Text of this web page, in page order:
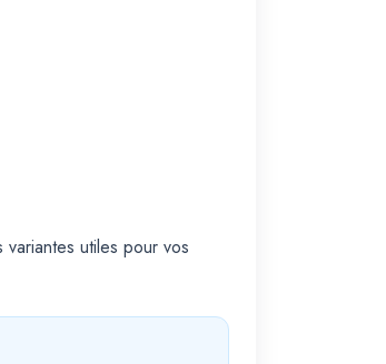
utiles pour vos